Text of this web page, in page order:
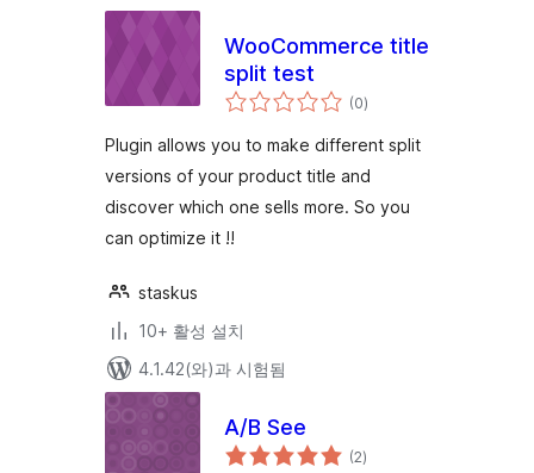
WooCommerce title
split test
(0전
체
점
)
Plugin allows you to make different split
versions of your product title and
discover which one sells more. So you
can optimize it !!
staskus
10+ 활성 설치
4.1.42(와)과 시험됨
A/B See
(2전
체)